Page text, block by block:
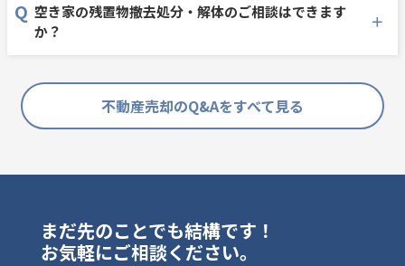
空き家の残置物撤去処分・解体のご相談はできます
か？
不動産売却のQ&Aをすべて見る
まだ先のことでも結構です！
お気軽にご相談ください。